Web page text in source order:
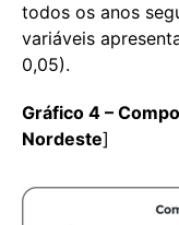
todos os anos
variáveis
0,05).
Gráfico 4 –
Nordeste]